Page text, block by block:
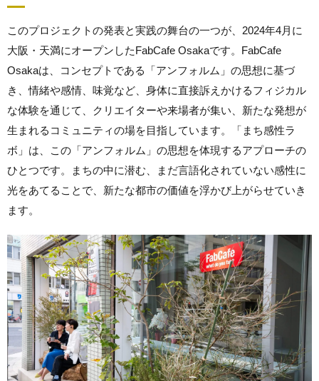
このプロジェクトの発表と実践の舞台の一つが、2024年4月に
大阪・天満にオープンしたFabCafe Osakaです。FabCafe
Osakaは、コンセプトである「アンフォルム」の思想に基づ
き、情緒や感情、味覚など、身体に直接訴えかけるフィジカル
な体験を通じて、クリエイターや来場者が集い、新たな発想が
生まれるコミュニティの場を目指しています。「まち感性ラ
ボ」は、この「アンフォルム」の思想を体現するアプローチの
ひとつです。まちの中に潜む、まだ言語化されていない感性に
光をあてることで、新たな都市の価値を浮かび上がらせていき
ます。